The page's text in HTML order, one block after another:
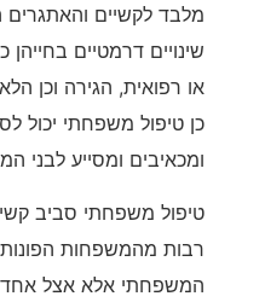
מלבד לקשיים
שינויים דרמטיים
או רפואית, הגירה וכן
כן טיפול משפחתי יכול
ומכאיבים ומסייע לבני
טיפול משפחתי סביב
רבות מהמשפחות
המשפחתי אלא אצל אחד